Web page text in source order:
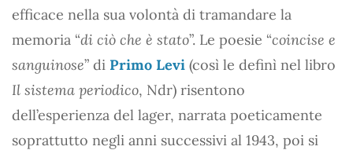
efficace nella sua volontà di tramandare la
memoria “di ciò che è stato”. Le poesie “coincise e
sanguinose” di Primo Levi (così le definì nel libro
Il sistema periodico, Ndr) risentono
dell’esperienza del lager, narrata poeticamente
soprattutto negli anni successivi al 1943, poi si